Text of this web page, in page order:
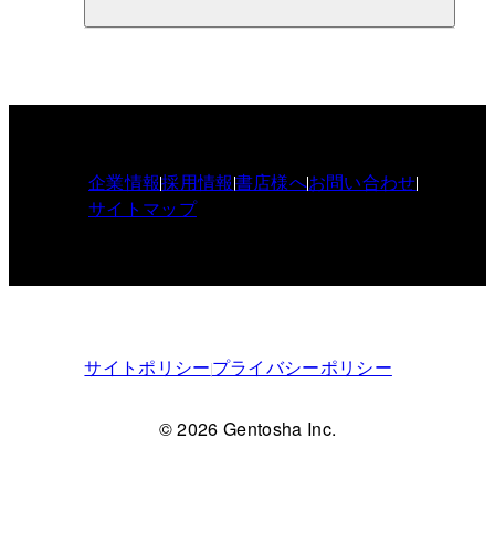
企業情報採用情報書店様へお問い合わせ
サイトマップ
サイトポリシープライバシーポリシー
© 2026 Gentosha Inc.